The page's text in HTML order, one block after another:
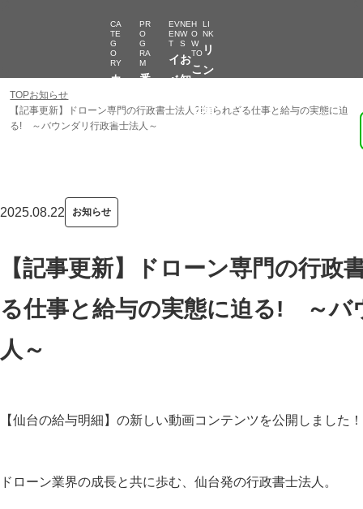
CA
TE
G
O
RY
カ
ゴ
PR
O
G
RA
M
番
一
EV
EN
T
イ
ベ
NE
W
S
お
知
H
O
W
TO
こ
サ
LI
NK
リ
ン
集
TOPお知らせ
【記事更新】ドローン専門の行政書士法人?!知られざる仕事と給与の実態に迫
る! ～バウンダリ行政書士法人～
2025.08.22 お知らせ
【記事更新】ドローン専門の行政
る仕事と給与の実態に迫る! ～バ
人～
【仙台の給与明細】の新しい動画コンテンツを公開しました！
ドローン業界の成長と共に歩む、仙台発の行政書士法人。